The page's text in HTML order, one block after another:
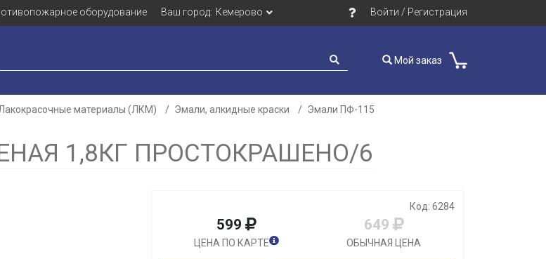
оборудование Ваш город: Кемерово Войти / Регистрация
Мой заказ
материалы (ЛКМ) Эмали, алкидные краски
Эмали ПФ-115
1,8КГ ПРОСТОКРАШЕНО/6
Код: 6284
599
ЦЕНА ПО КАРТЕ
649
ОБЫЧНАЯ ЦЕНА